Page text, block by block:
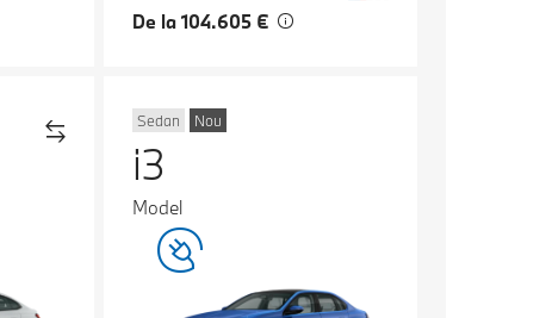
De la 104.605 €
Sedan Nou
i3
Model